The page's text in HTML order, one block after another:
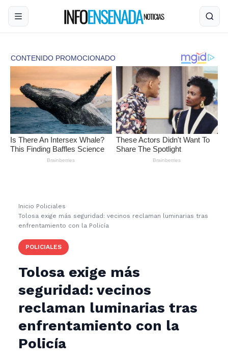
Inicio ›Policiales ›
Tolosa exige más seguridad: vecinos reclaman luminarias tras
enfrentamiento con la Policía
POLICIALES
Tolosa exige más
seguridad: vecinos
reclaman luminarias tras
enfrentamiento con la
Policía